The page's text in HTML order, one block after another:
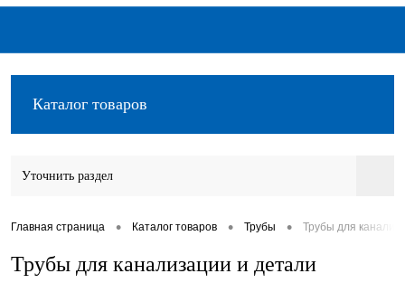
Каталог товаров
Уточнить раздел
Главная страница • Каталог товаров • Трубы • Трубы для
Трубы для канализации и детали